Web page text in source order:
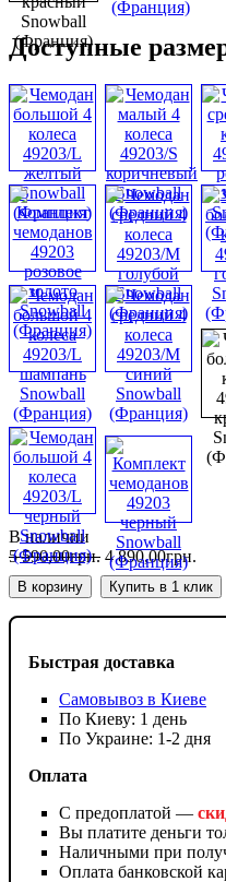
Быстрая доставка
Самовывоз в Киеве
По Киеву: 1 день
По Украине: 1-2 дня
Оплата
С предоплатой —
Вы платите деньги
Наличными при
Оплата банковской
Доступные
В наличии
5 590,00грн. 4 890,00грн.
В корзину Купить в 1 клик